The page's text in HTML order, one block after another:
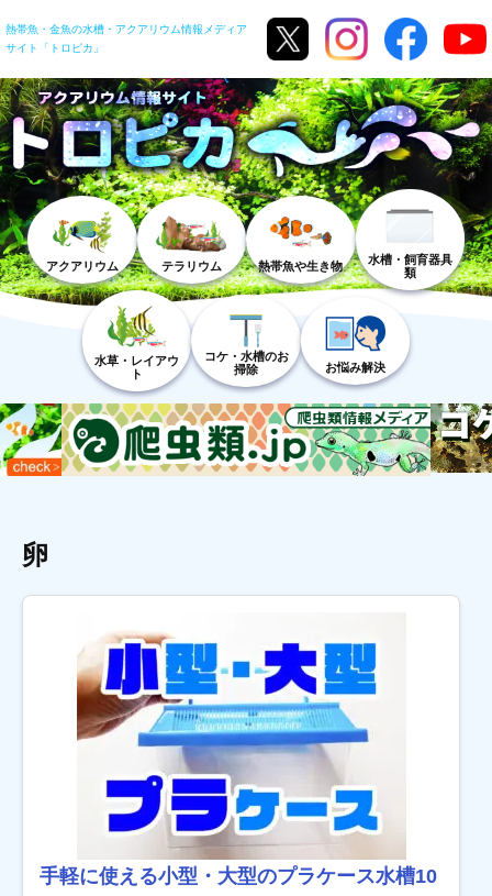
熱帯魚・金魚の水槽・アクアリウム情報メディア
サイト「トロピカ」
アクアリウム テラリウム 熱帯魚や生き物
水槽・飼育器具
類
水草・レイアウ
ト
コケ・水槽のお
掃除
お悩み解決
卵
手軽に使える小型・大型のプラケース水槽10